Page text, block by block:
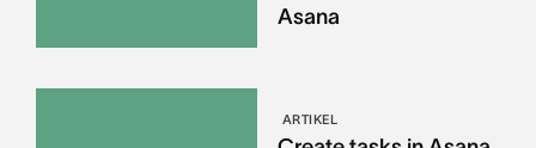
Asana
ARTIKEL